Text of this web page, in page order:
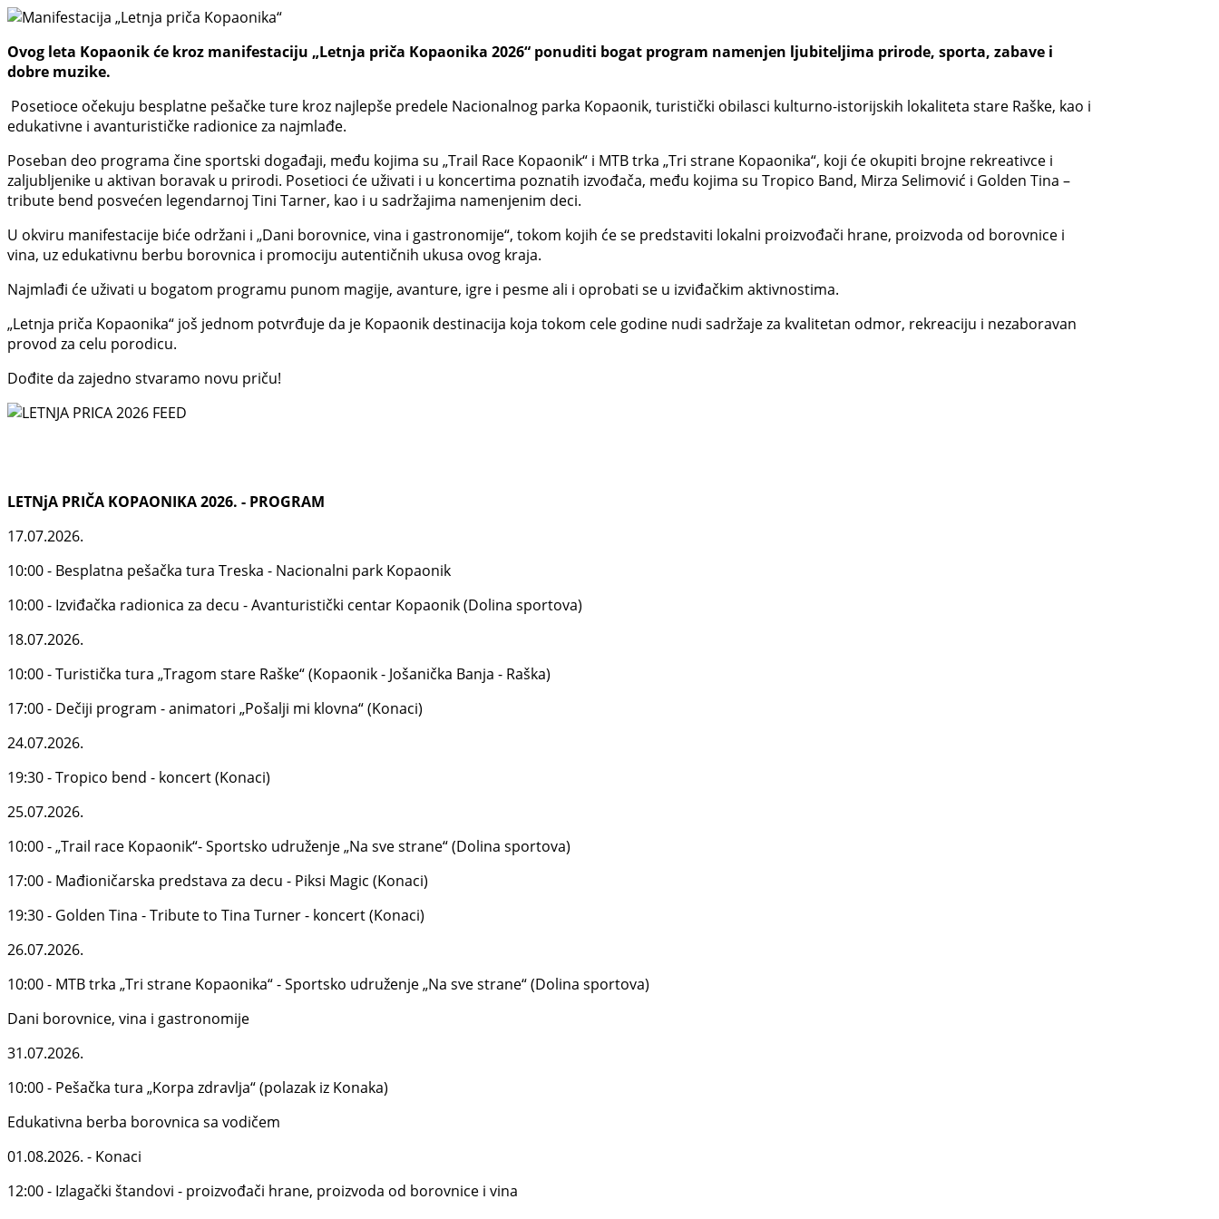
Ovog leta Kopaonik će kroz manifestaciju „Letnja priča Kopaonika 2026“ ponuditi bogat program namenjen ljubiteljima prirode, sporta, zabave i
dobre muzike.
Posetioce očekuju besplatne pešačke ture kroz najlepše predele Nacionalnog parka Kopaonik, turistički obilasci kulturno-istorijskih lokaliteta stare Raške, kao i
edukativne i avanturističke radionice za najmlađe.
Poseban deo programa čine sportski događaji, među kojima su „Trail Race Kopaonik“ i MTB trka „Tri strane Kopaonika“, koji će okupiti brojne rekreativce i
zaljubljenike u aktivan boravak u prirodi. Posetioci će uživati i u koncertima poznatih izvođača, među kojima su Tropico Band, Mirza Selimović i Golden Tina –
tribute bend posvećen legendarnoj Tini Tarner, kao i u sadržajima namenjenim deci.
U okviru manifestacije biće održani i „Dani borovnice, vina i gastronomije“, tokom kojih će se predstaviti lokalni proizvođači hrane, proizvoda od borovnice i
vina, uz edukativnu berbu borovnica i promociju autentičnih ukusa ovog kraja.
Najmlađi će uživati u bogatom programu punom magije, avanture, igre i pesme ali i oprobati se u izviđačkim aktivnostima.
„Letnja priča Kopaonika“ još jednom potvrđuje da je Kopaonik destinacija koja tokom cele godine nudi sadržaje za kvalitetan odmor, rekreaciju i nezaboravan
provod za celu porodicu.
Dođite da zajedno stvaramo novu priču!
LETNjA PRIČA KOPAONIKA 2026. - PROGRAM
17.07.2026.
10:00 - Besplatna pešačka tura Treska - Nacionalni park Kopaonik
10:00 - Izviđačka radionica za decu - Avanturistički centar Kopaonik (Dolina sportova)
18.07.2026.
10:00 - Turistička tura „Tragom stare Raške“ (Kopaonik - Jošanička Banja - Raška)
17:00 - Dečiji program - animatori „Pošalji mi klovna“ (Konaci)
24.07.2026.
19:30 - Tropico bend - koncert (Konaci)
25.07.2026.
10:00 - „Trail race Kopaonik“- Sportsko udruženje „Na sve strane“ (Dolina sportova)
17:00 - Mađioničarska predstava za decu - Piksi Magic (Konaci)
19:30 - Golden Tina - Tribute to Tina Turner - koncert (Konaci)
26.07.2026.
10:00 - MTB trka „Tri strane Kopaonika“ - Sportsko udruženje „Na sve strane“ (Dolina sportova)
Dani borovnice, vina i gastronomije
31.07.2026.
10:00 - Pešačka tura „Korpa zdravlja“ (polazak iz Konaka)
Edukativna berba borovnica sa vodičem
01.08.2026. - Konaci
12:00 - Izlagački štandovi - proizvođači hrane, proizvoda od borovnice i vina